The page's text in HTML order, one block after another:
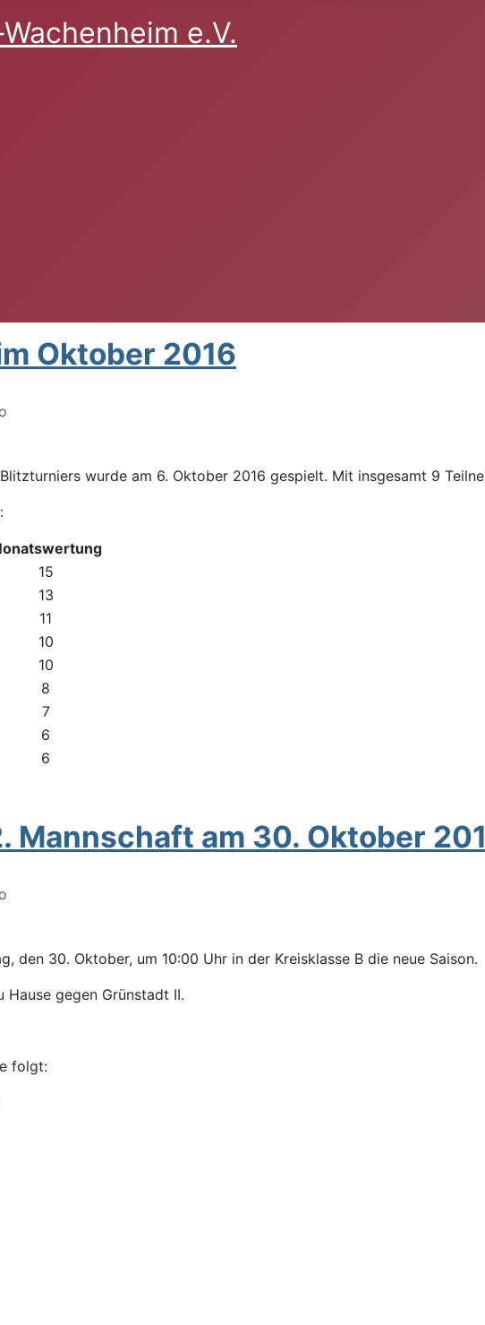
e.V.
Oktober 2016
wurde am 6. Oktober 2016 gespielt. Mit insgesamt 9
15
13
11
10
10
8
7
6
6
Mannschaft am 30. Oktober
den 30. Oktober, um 10:00 Uhr in der Kreisklasse B die neue Saison.
gegen Grünstadt II.
folgt: